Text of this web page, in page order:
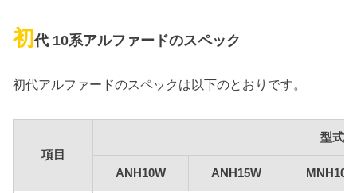
初代 10系アルファードのスペック
初代アルファードのスペックは以下のとおりです。
項目
型式
ANH10W ANH15W